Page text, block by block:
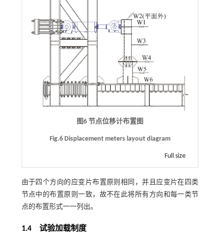
图6 节点位移计布置图
Fig.6 Displacement meters layout diagram
Full size
由于四个方向的应变片布置原则相同，并且应变片在四类
节点中的布置原则一致，故不在此将所有方向和每一类节
点的布置形式一一列出。
1.4试验加载制度